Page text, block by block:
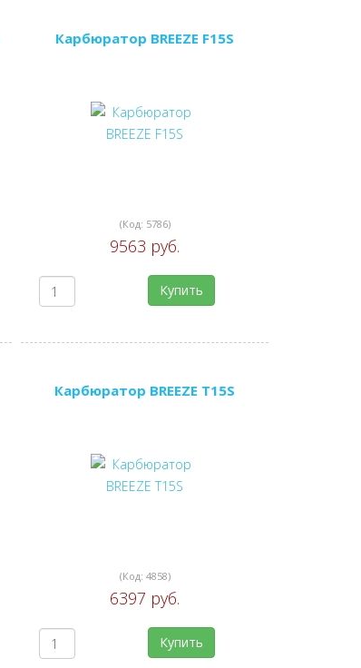
Карбюратор BREEZE F15S
(Код: 5786)
9563 руб.
Купить
Карбюратор BREEZE T15S
(Код: 4858)
6397 руб.
Купить